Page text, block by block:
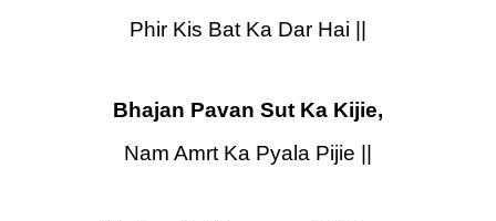
Phir Kis Bat Ka Dar Hai ||
Bhajan Pavan Sut Ka Kijie,
Nam Amrt Ka Pyala Pijie ||